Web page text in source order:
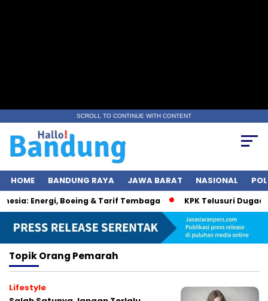
SCROLL TO CONTINUE WITH CONTENT
HOME BANDUNG RAYA JAWA BARAT NASIONAL
Energi, Boeing & Tarif Tembaga KPK Telusuri
TopikOrang Pemarah
Lifestyle